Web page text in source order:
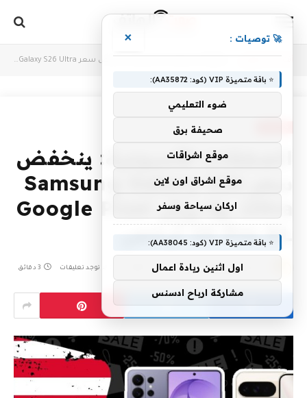
الصفقات الأسبوعية: ينخفض ​​سعر Samsung Galaxy S26 Ultra، ولا يزال Google Pixel 10 Pro XL أرخص
الصفقات الأسبوعية: ينخفض
​​سعر Samsung Galaxy S26
Ultra، ولا يزال Google Pixel
10 Pro XL أرخص
بواسطة CODES-VODAFONE يونيو 7, 2026 لا توجد تعليقات 3 دقائق
🚀 توصيات : ×
⭐ باقة متميزة VIP (كود: AA35872):
ضوء التعليمي
صحيفة برق
موقع اشراقات
موقع اشراق اون لاين
اركان سياحة وسفر
⭐ باقة متميزة VIP (كود: AA38045):
اول اثنين ريادة اعمال
مشاركة ارباح ادسنس